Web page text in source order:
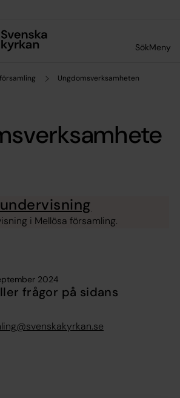
SökMeny
Ungdomsverksamheten
i Mellösa församling.
2024
frågor på sidans